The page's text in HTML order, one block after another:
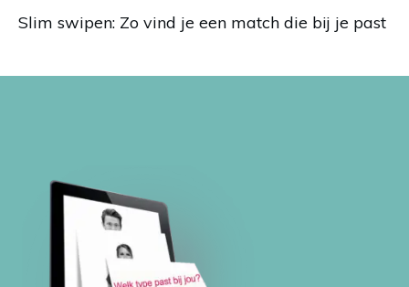
Slim swipen: Zo vind je een match die bij je past